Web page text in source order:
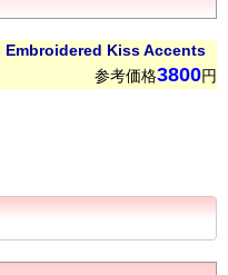
Kiss Accents
参考価格3800円